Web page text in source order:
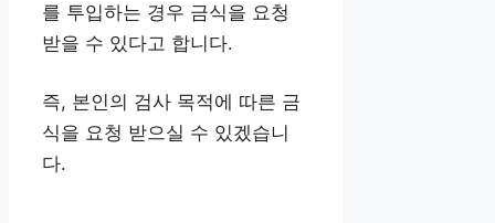
를 투입하는 경우 금식을 요청
받을 수 있다고 합니다.
즉, 본인의 검사 목적에 따른 금
식을 요청 받으실 수 있겠습니
다.